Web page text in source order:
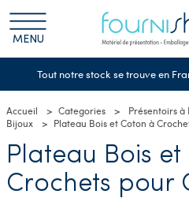
MENU
Tout notre stock se trouve en
Accueil Categories Présentoirs à
Bijoux
Plateau Bois et Coton à
Plateau Bois
Crochets pour